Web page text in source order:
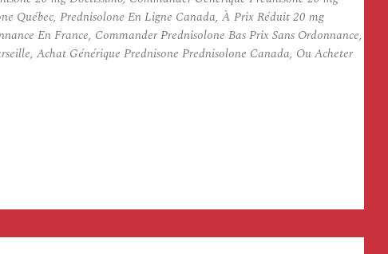
Québec, Prednisolone En Ligne Canada, À Prix Réduit 20 mg
En France, Commander Prednisolone Bas Prix Sans Ordonnance,
Achat Générique Prednisone Prednisolone Canada, Ou Acheter